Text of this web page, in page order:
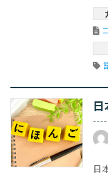
派
つ
日